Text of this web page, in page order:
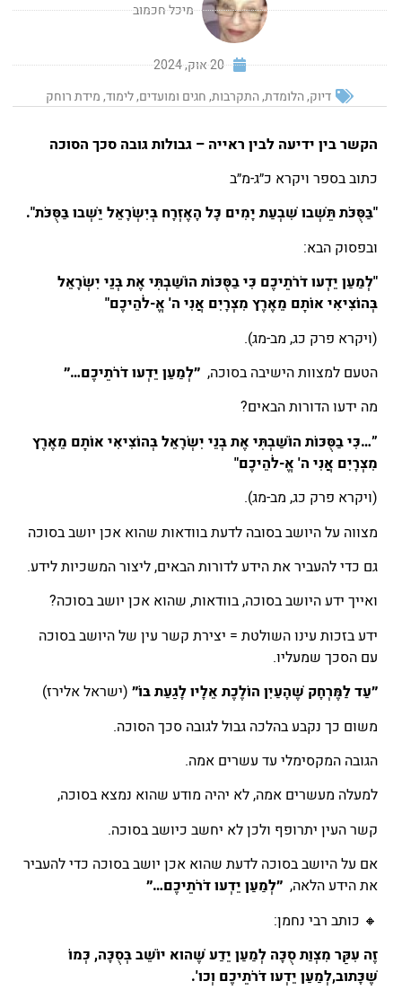
מיכל חכמוב
20 אוק, 2024
דיוק,הלומדת,התקרבות,חגים ומועדים,לימוד,מידת רוחק
הקשר בין ידיעה לבין ראייה – גבולות גובה סכך הסוכה
כתוב בספר ויקרא כ״ג-מ״ב
"בַּסֻּכֹּת תֵּשְׁבוּ שִׁבְעַת יָמִים כָּל הָאֶזְרָח בְּיִשְׂרָאֵל יֵשְׁבוּ בַּסֻּכֹּת".
ובפסוק הבא:
"לְמַעַן יֵדְעוּ דֹרֹתֵיכֶם כִּי בַסֻּכּוֹת הוֹשַׁבְתִּי אֶת בְּנֵי יִשְׂרָאֵל
בְּהוֹצִיאִי אוֹתָם מֵאֶרֶץ מִצְרָיִם אֲנִי ה' אֱ-לֹהֵיכֶם"
(ויקרא פרק כג, מב-מג).
הטעם למצוות הישיבה בסוכה, ״לְמַעַן יֵדְעוּ דֹרֹתֵיכֶם…״
מה ידעו הדורות הבאים?
”…כִּי בַסֻּכּוֹת הוֹשַׁבְתִּי אֶת בְּנֵי יִשְׂרָאֵל בְּהוֹצִיאִי אוֹתָם מֵאֶרֶץ
מִצְרָיִם אֲנִי ה' אֱ-לֹהֵיכֶם"
(ויקרא פרק כג, מב-מג).
מצווה על היושב בסובה לדעת בוודאות שהוא אכן יושב בסוכה
גם כדי להעביר את הידע לדורות הבאים, ליצור המשכיות לידע.
ואייך ידע היושב בסוכה, בוודאות, שהוא אכן יושב בסוכה?
ידע בזכות עינו השולטת = יצירת קשר עין של היושב בסוכה
עם הסכך שמעליו.
״עַד לַמֶּרְחָק שֶׁהָעַיִן הוֹלֶכֶת אֵלָיו לָגַעַת בּוֹ״ (ישראל אלירז)
משום כך נקבע בהלכה גבול לגובה סכך הסוכה.
הגובה המקסימלי עד עשרים אמה.
למעלה מעשרים אמה, לא יהיה מודע שהוא נמצא בסוכה,
קשר העין יתרופף ולכן לא יחשב כיושב בסוכה.
אם על היושב בסוכה לדעת שהוא אכן יושב בסוכה כדי להעביר
את הידע הלאה, ״לְמַעַן יֵדְעוּ דֹרֹתֵיכֶם…״
🔸 כותב רבי נחמן:
זֶה עִקַּר מִצְוַת סֻכָּה לְמַעַן יֵדַע שֶׁהוּא יוֹשֵׁב בְּסֻכָּה, כְּמוֹ
שֶׁכָּתוּב,לְמַעַן יֵדְעוּ דֹּרֹתֵיכֶם וְכוּ'.